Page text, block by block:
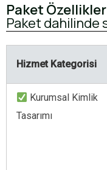
Paket
Paket dahilinde
Hizmet Kategorisi
Kurumsal Kimlik
Tasarımı